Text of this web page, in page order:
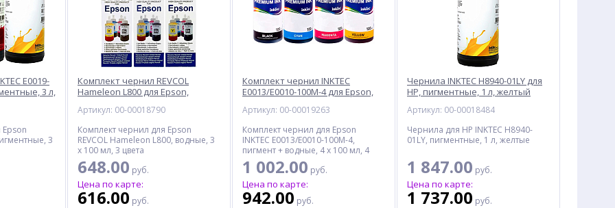
% % %
E0019-
3 л,
3
Комплект чернил REVCOL
Hameleon L800 для Epson,
Артикул: 00-00018790
Комплект чернил для Epson
REVCOL Hameleon L800, водные, 3
x 100 мл, 3 цвета
648.00 руб.
Цена по карте:
616.00 руб.
Комплект чернил INKTEC
E0013/E0010-100M-4 для Epson,
цвета
Артикул: 00-00019263
Комплект чернил для Epson
INKTEC E0013/E0010-100M-4,
пигмент + водные, 4 x 100 мл, 4
цвета
1 002.00 руб.
Цена по карте:
942.00 руб.
Чернила INKTEC H8940-01LY для
HP, пигментные, 1 л, желтый
Артикул: 00-00018484
Чернила для HP INKTEC H8940-
01LY, пигментные, 1 л, желтые
1 847.00 руб.
Цена по карте:
1 737.00 руб.